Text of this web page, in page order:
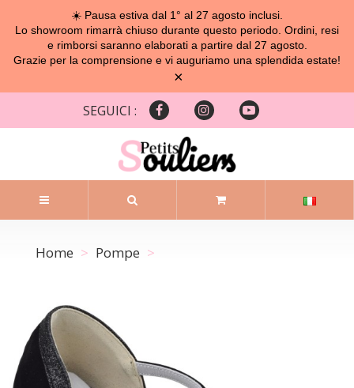
☀️ Pausa estiva dal 1° al 27 agosto inclusi.
Lo showroom rimarrà chiuso durante questo periodo. Ordini, resi
e rimborsi saranno elaborati a partire dal 27 agosto.
Grazie per la comprensione e vi auguriamo una splendida estate!
×
SEGUICI :
Home Pompe